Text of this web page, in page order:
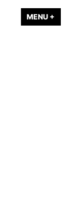
MENU +